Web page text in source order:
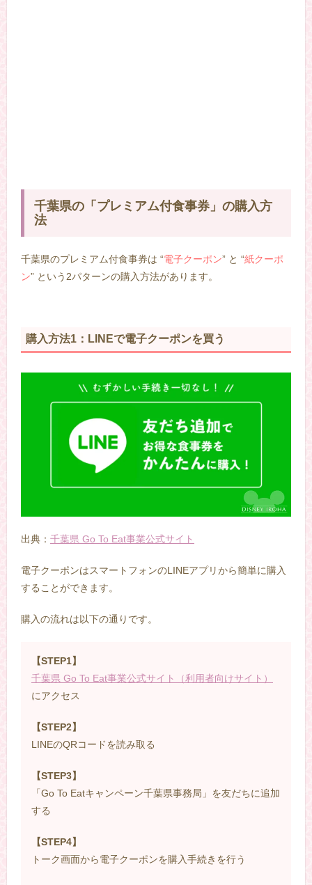
千葉県の「プレミアム付食事券」の購入方
法
千葉県のプレミアム付食事券は “電子クーポン” と “紙クーポ
ン” という2パターンの購入方法があります。
購入方法1：LINEで電子クーポンを買う
出典： 千葉県 Go To Eat事業公式サイト
電子クーポンはスマートフォンのLINEアプリから簡単に購入
することができます。
購入の流れは以下の通りです。
【STEP1】
千葉県 Go To Eat事業公式サイト（利用者向けサイト）
にアクセス
【STEP2】
LINEのQRコードを読み取る
【STEP3】
「Go To Eatキャンペーン千葉県事務局」を友だちに追加
する
【STEP4】
トーク画面から電子クーポンを購入手続きを行う